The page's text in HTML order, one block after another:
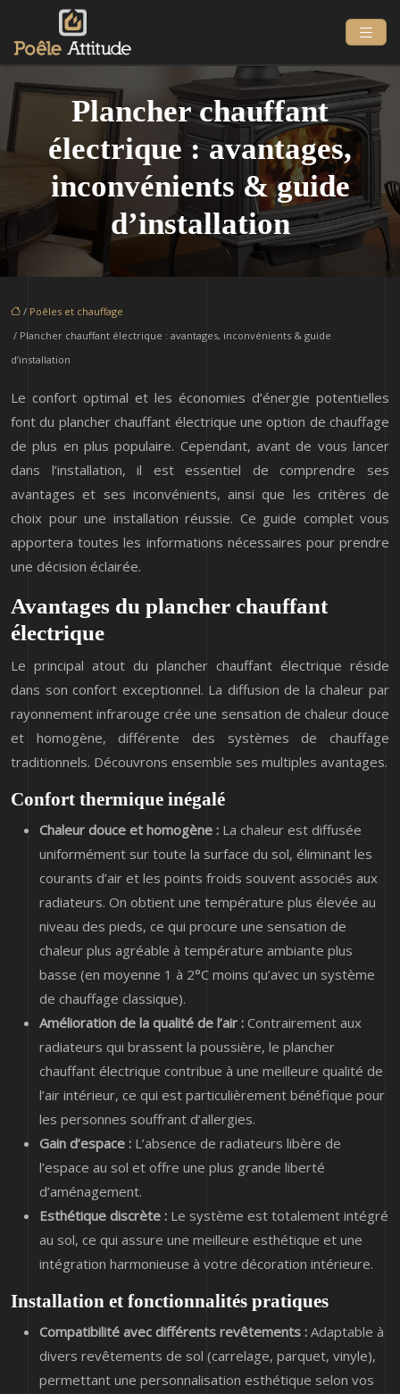
Plancher chauffant
électrique : avantages,
inconvénients & guide
d’installation
/ Poêles et chauffage
/ Plancher chauffant électrique : avantages, inconvénients & guide
d’installation
Le confort optimal et les économies d’énergie potentielles
font du plancher chauffant électrique une option de chauffage
de plus en plus populaire. Cependant, avant de vous lancer
dans l’installation, il est essentiel de comprendre ses
avantages et ses inconvénients, ainsi que les critères de
choix pour une installation réussie. Ce guide complet vous
apportera toutes les informations nécessaires pour prendre
une décision éclairée.
Avantages du plancher chauffant
électrique
Le principal atout du plancher chauffant électrique réside
dans son confort exceptionnel. La diffusion de la chaleur par
rayonnement infrarouge crée une sensation de chaleur douce
et homogène, différente des systèmes de chauffage
traditionnels. Découvrons ensemble ses multiples avantages.
Confort thermique inégalé
Chaleur douce et homogène : La chaleur est diffusée
uniformément sur toute la surface du sol, éliminant les
courants d’air et les points froids souvent associés aux
radiateurs. On obtient une température plus élevée au
niveau des pieds, ce qui procure une sensation de
chaleur plus agréable à température ambiante plus
basse (en moyenne 1 à 2°C moins qu’avec un système
de chauffage classique).
Amélioration de la qualité de l’air : Contrairement aux
radiateurs qui brassent la poussière, le plancher
chauffant électrique contribue à une meilleure qualité de
l’air intérieur, ce qui est particulièrement bénéfique pour
les personnes souffrant d’allergies.
Gain d’espace : L’absence de radiateurs libère de
l’espace au sol et offre une plus grande liberté
d’aménagement.
Esthétique discrète : Le système est totalement intégré
au sol, ce qui assure une meilleure esthétique et une
intégration harmonieuse à votre décoration intérieure.
Installation et fonctionnalités pratiques
Compatibilité avec différents revêtements : Adaptable à
divers revêtements de sol (carrelage, parquet, vinyle),
permettant une personnalisation esthétique selon vos